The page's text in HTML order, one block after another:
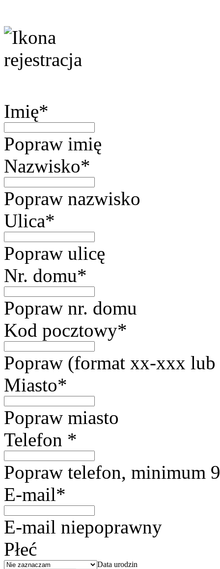
Imię*
Popraw imię
Nazwisko*
Popraw nazwisko
Ulica*
Popraw ulicę
Nr. domu*
Popraw nr. domu
Kod pocztowy*
Popraw (format xx-xxx
Miasto*
Popraw miasto
Telefon *
Popraw telefon, minimum
E-mail*
E-mail niepoprawny
Płeć
Data urodzin